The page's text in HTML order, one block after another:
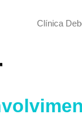
Clínica